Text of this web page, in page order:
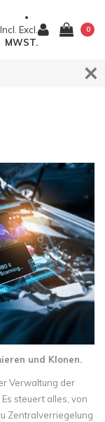
Incl. Excl.
MWST.
0
und Klonen.
Verwaltung der
steuert alles, von
Zentralverriegelung